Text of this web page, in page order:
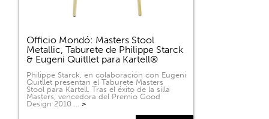
Officio Mondó: Masters Stool
Metallic, Taburete de Philippe Starck
& Eugeni Quitllet para Kartell®
Philippe Starck, en colaboración con Eugeni
Quitllet presentan el Taburete Masters
Stool para Kartell. Tras el éxito de la silla
Masters, vencedora del Premio Good
Design 2010 … >